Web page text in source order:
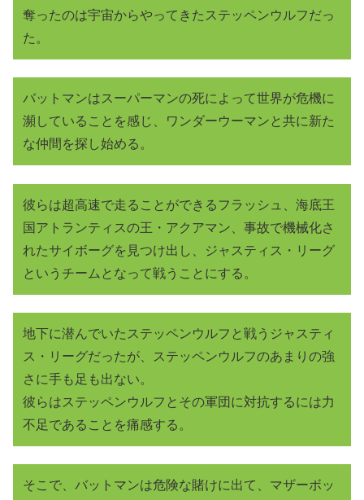
奪ったのは宇宙からやってきたステッペンウルフだっ
た。
バットマンはスーパーマンの死によって世界が危機に
瀕していることを感じ、ワンダーウーマンと共に新た
な仲間を探し始める。
彼らは超高速で走ることができるフラッシュ、海底王
国アトランティスの王・アクアマン、事故で機械化さ
れたサイボーグを見つけ出し、ジャスティス・リーグ
というチームとなって戦うことにする。
地下に潜んでいたステッペンウルフと戦うジャスティ
ス・リーグだったが、ステッペンウルフのあまりの強
さに手も足も出ない。
彼らはステッペンウルフとその軍団に対抗するには力
不足であることを痛感する。
そこで、バットマンは危険な賭けに出て、マザーボッ